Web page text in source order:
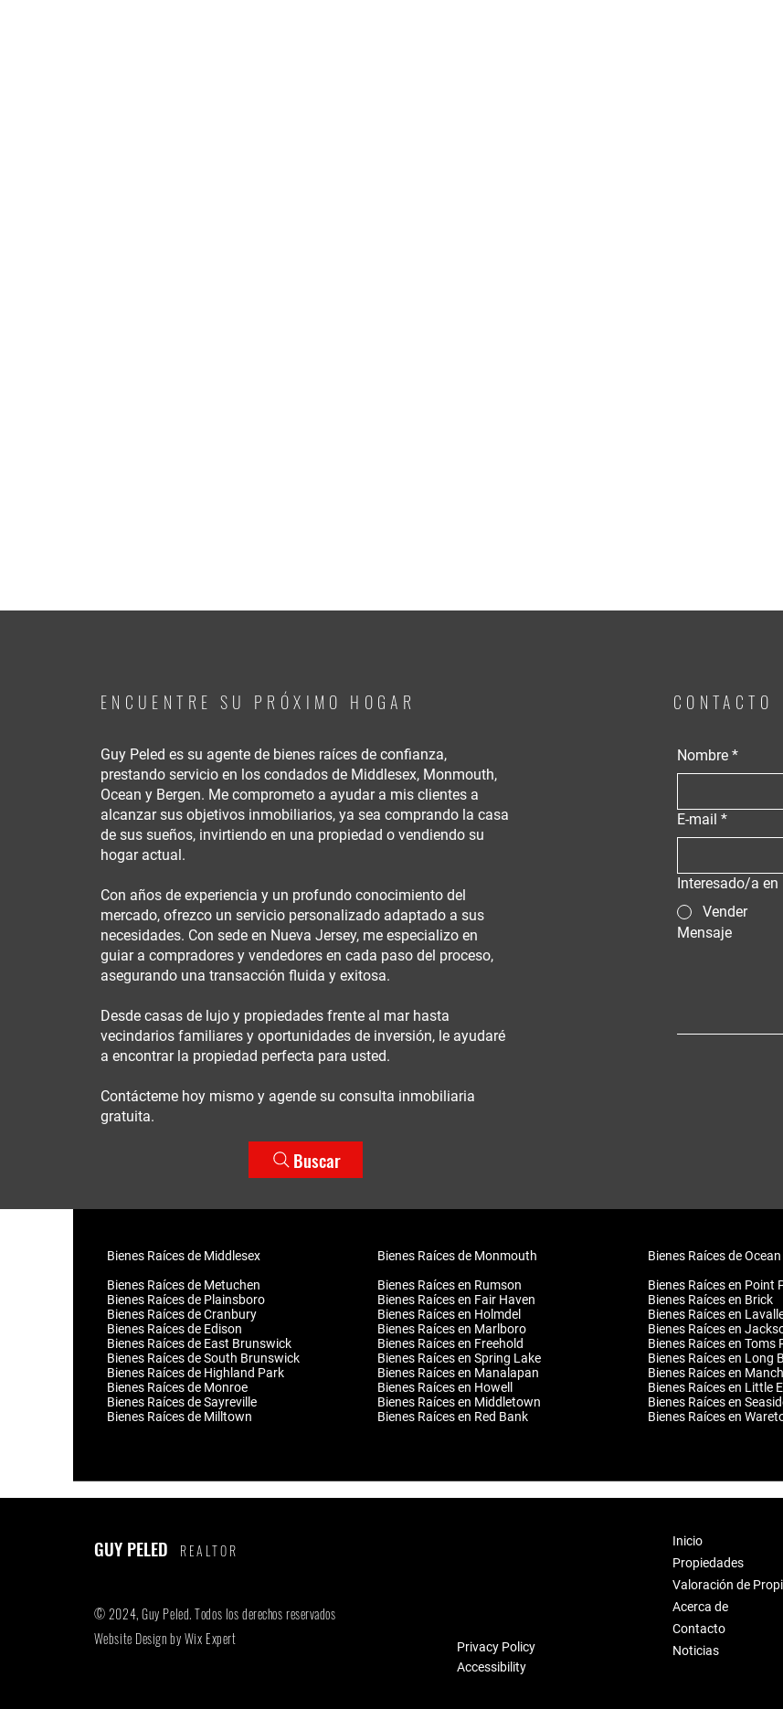
ENCUENTRE SU PRÓXIMO HOGAR
Guy Peled es su agente de bienes raíces de confianza,
prestando servicio en los condados de Middlesex, Monmouth,
Ocean y Bergen. Me comprometo a ayudar a mis clientes a
alcanzar sus objetivos inmobiliarios, ya sea comprando la casa
de sus sueños, invirtiendo en una propiedad o vendiendo su
hogar actual.
Con años de experiencia y un profundo conocimiento del
mercado, ofrezco un servicio personalizado adaptado a sus
necesidades. Con sede en Nueva Jersey, me especializo en
guiar a compradores y vendedores en cada paso del proceso,
asegurando una transacción fluida y exitosa.
Desde casas de lujo y propiedades frente al mar hasta
vecindarios familiares y oportunidades de inversión, le ayudaré
a encontrar la propiedad perfecta para usted.
Contácteme hoy mismo y agende su consulta inmobiliaria
gratuita.
Buscar
CONTACTO
Nombre *
E-mail *
Interesado/a en
Vender
Mensaje
Bienes Raíces de Middlesex
Bienes Raíces de Metuchen
Bienes Raíces de Plainsboro
Bienes Raíces de Cranbury
Bienes Raíces de Edison
Bienes Raíces de East Brunswick
Bienes Raíces de South Brunswick
Bienes Raíces de Highland Park
Bienes Raíces de Monroe
Bienes Raíces de Sayreville
Bienes Raíces de Milltown
Bienes Raíces de Monmouth
Bienes Raíces en Rumson
Bienes Raíces en Fair Haven
Bienes Raíces en Holmdel
Bienes Raíces en Marlboro
Bienes Raíces en Freehold
Bienes Raíces en Spring Lake
Bienes Raíces en Manalapan
Bienes Raíces en Howell
Bienes Raíces en Middletown
Bienes Raíces en Red Bank
Bienes Raíces de Ocean
Bienes Raíces en Point
Bienes Raíces en Brick
Bienes Raíces en
Bienes Raíces en
Bienes Raíces en Toms
Bienes Raíces en Long
Bienes Raíces en
Bienes Raíces en Little
Bienes Raíces en
Bienes Raíces en
GUY PELED REALTOR
© 2024, Guy Peled. Todos los derechos reservados
Website Design byWix Expert
Privacy Policy
Accessibility
Inicio
Propiedades
Valoración de
Acerca de
Contacto
Noticias